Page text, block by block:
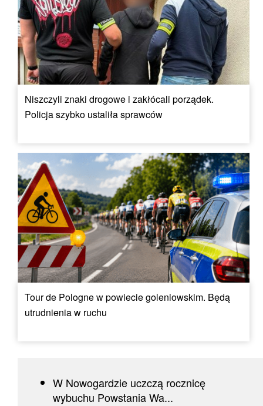
Niszczyli znaki drogowe i zakłócali porządek.
Policja szybko ustaliła sprawców
Tour de Pologne w powiecie goleniowskim. Będą
utrudnienia w ruchu
W Nowogardzie uczczą rocznicę
wybuchu Powstania Wa...